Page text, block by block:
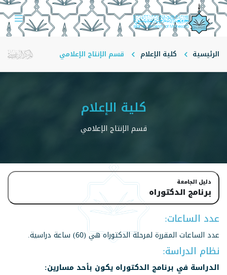
الرئيسية كلية الإعلام قسم الإنتاج الإعلامي
كلية الإعلام
قسم الإنتاج الإعلامي
دليل الجامعة
برنامج الدكتوراه
عدد الساعات:
عدد الساعات المقررة لمرحلة الدكتوراه هي (60) ساعة دراسية.
نظام الدراسة:
الدراسة في برنامج الدكتوراه يكون بأحد مسارين: